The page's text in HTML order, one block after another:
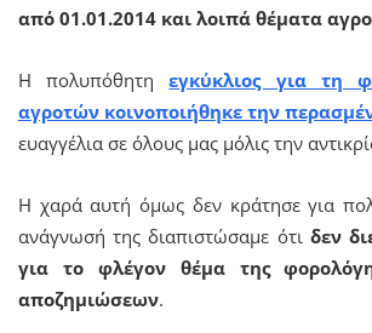
από 01.01.2014 και λοιπά θέματα
Η πολυπόθητηεγκύκλιος για τη
αγροτών κοινοποιήθηκε την
ευαγγέλια σε όλους μας μόλις την
Η χαρά αυτή όμως δεν κράτησε για
ανάγνωσή της διαπιστώσαμε ότι δεν
για το φλέγον θέμα της
αποζημιώσεων.